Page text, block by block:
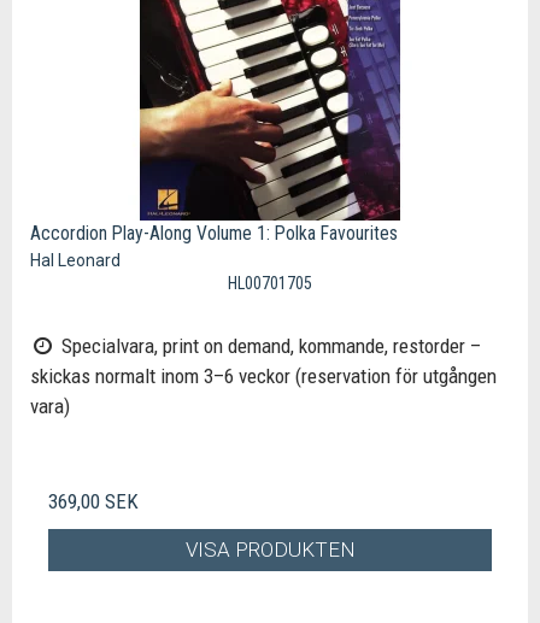
Accordion Play-Along Volume 1: Polka Favourites
Hal Leonard
HL00701705
Specialvara, print on demand, kommande, restorder –
skickas normalt inom 3–6 veckor (reservation för utgången
vara)
369,00 SEK
VISA PRODUKTEN